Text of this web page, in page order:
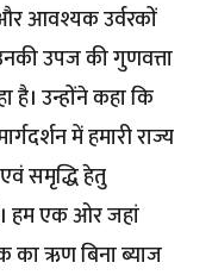
आवश्यक उर्वरकों
उपज की गुणवत्ता
है। उन्होंने कहा कि
में हमारी राज्य
समृद्धि हेतु
हम एक ओर जहां
का ऋण बिना ब्याज